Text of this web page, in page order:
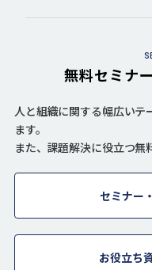
無料セミナ
人と組織に関する幅広いテ
ます。
また、課題解決に役立つ無
セミナー
お役立ち